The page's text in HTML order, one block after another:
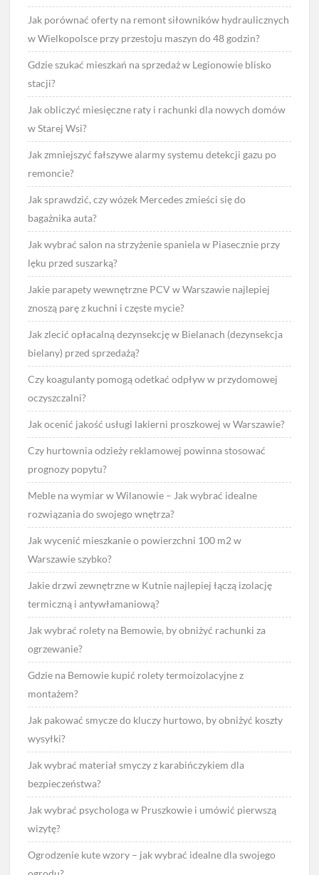
Jak porównać oferty na remont siłowników hydraulicznych
w Wielkopolsce przy przestoju maszyn do 48 godzin?
Gdzie szukać mieszkań na sprzedaż w Legionowie blisko
stacji?
Jak obliczyć miesięczne raty i rachunki dla nowych domów
w Starej Wsi?
Jak zmniejszyć fałszywe alarmy systemu detekcji gazu po
remoncie?
Jak sprawdzić, czy wózek Mercedes zmieści się do
bagażnika auta?
Jak wybrać salon na strzyżenie spaniela w Piasecznie przy
lęku przed suszarką?
Jakie parapety wewnętrzne PCV w Warszawie najlepiej
znoszą parę z kuchni i częste mycie?
Jak zlecić opłacalną dezynsekcję w Bielanach (dezynsekcja
bielany) przed sprzedażą?
Czy koagulanty pomogą odetkać odpływ w przydomowej
oczyszczalni?
Jak ocenić jakość usługi lakierni proszkowej w Warszawie?
Czy hurtownia odzieży reklamowej powinna stosować
prognozy popytu?
Meble na wymiar w Wilanowie – Jak wybrać idealne
rozwiązania do swojego wnętrza?
Jak wycenić mieszkanie o powierzchni 100 m2 w
Warszawie szybko?
Jakie drzwi zewnętrzne w Kutnie najlepiej łączą izolację
termiczną i antywłamaniową?
Jak wybrać rolety na Bemowie, by obniżyć rachunki za
ogrzewanie?
Gdzie na Bemowie kupić rolety termoizolacyjne z
montażem?
Jak pakować smycze do kluczy hurtowo, by obniżyć koszty
wysyłki?
Jak wybrać materiał smyczy z karabińczykiem dla
bezpieczeństwa?
Jak wybrać psychologa w Pruszkowie i umówić pierwszą
wizytę?
Ogrodzenie kute wzory – jak wybrać idealne dla swojego